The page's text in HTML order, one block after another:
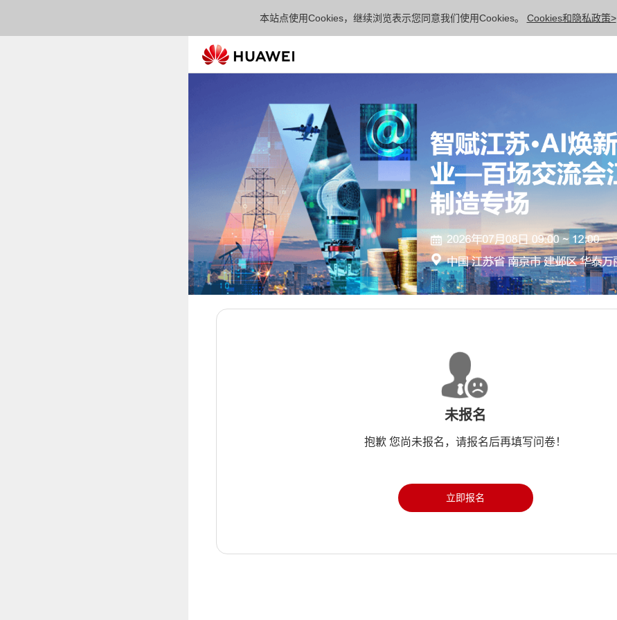
本站点使用Cookies，继续浏览表示您同意我们使用Cookies。 Cookies和隐私政策>
未报名
抱歉 您尚未报名，请报名后再填写问卷！
立即报名